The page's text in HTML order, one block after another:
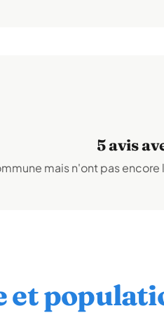
5 avis
mais n'ont pas
et